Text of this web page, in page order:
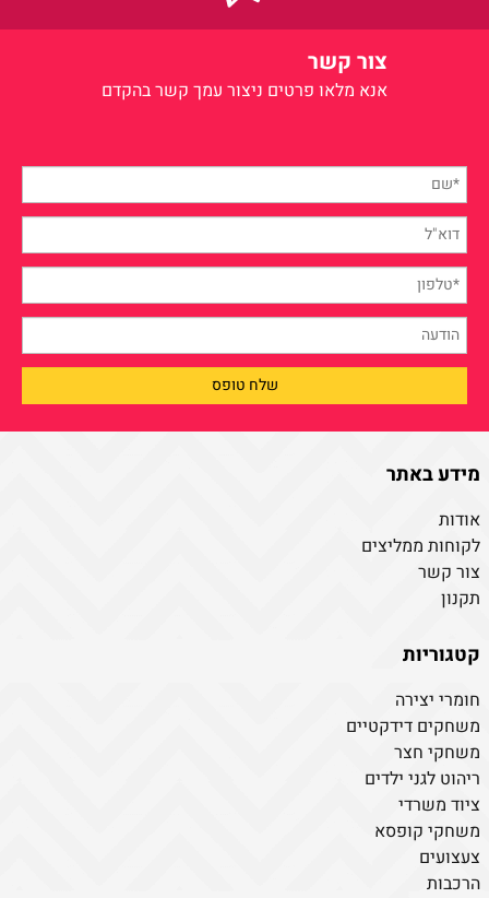
צור קשר
אנא מלאו פרטים ניצור עמך קשר בהקדם
מידע באתר
אודות
לקוחות ממליצים
צור קשר
תקנון
קטגוריות
חומרי יצירה
משחקים דידקטיים
משחקי חצר
ריהוט לגני ילדים
ציוד משרדי
משחקי קופסא
צעצועים
הרכבות